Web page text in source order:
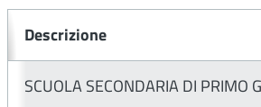
Descrizione
SCUOLA SECONDARIA DI PRIMO